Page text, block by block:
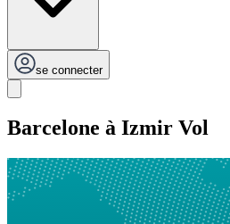
se connecter
Barcelone à Izmir Vol